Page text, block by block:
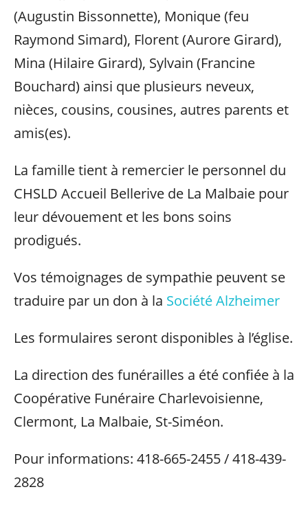
(Augustin Bissonnette), Monique (feu
Raymond Simard), Florent (Aurore Girard),
Mina (Hilaire Girard), Sylvain (Francine
Bouchard) ainsi que plusieurs neveux,
nièces, cousins, cousines, autres parents et
amis(es).
La famille tient à remercier le personnel du
CHSLD Accueil Bellerive de La Malbaie pour
leur dévouement et les bons soins
prodigués.
Vos témoignages de sympathie peuvent se
traduire par un don à la Société Alzheimer
Les formulaires seront disponibles à l’église.
La direction des funérailles a été confiée à la
Coopérative Funéraire Charlevoisienne,
Clermont, La Malbaie, St-Siméon.
Pour informations: 418-665-2455 / 418-439-
2828